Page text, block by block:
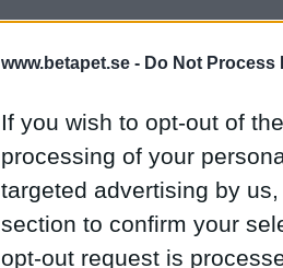
www.betapet.se - Do Not Process
If you wish to opt-out of
processing of your
targeted advertising by
section to confirm your
opt-out request is